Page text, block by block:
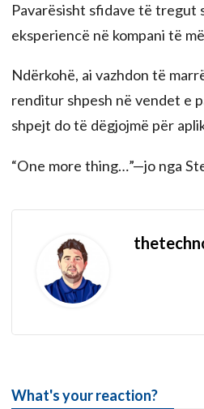
Pavarësisht sfidave të tregut
eksperiencë në kompani të
Ndërkohë, ai vazhdon të
renditur shpesh në vendet e
shpejt do të dëgjojmë për
“One more thing…”—jo nga
What's your reaction?